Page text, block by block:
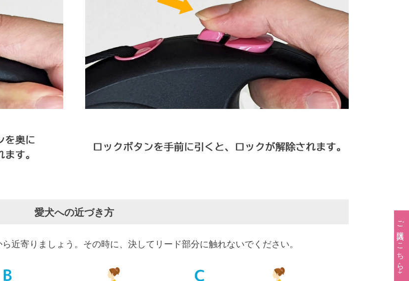
ご購入はこちら→
愛犬への近づき方
近寄りましょう。その時に、決してリード部分に触れないでください。